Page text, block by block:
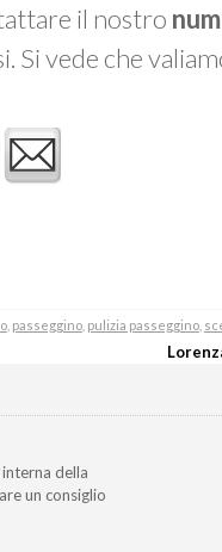
il nostro
Si vede che
, passeggino, pulizia passeggino,
della
un consiglio